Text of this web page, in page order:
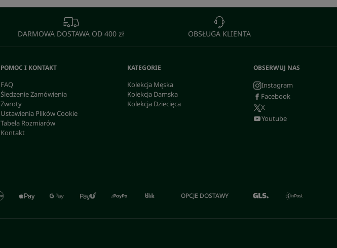
DARMOWA DOSTAWA OD 400 zł OBSŁUGA KLIENTA
POMOC I KONTAKT
FAQ
Śledzenie Zamówienia
Zwroty
Ustawienia Plików Cookie
Tabela Rozmiarów
Kontakt
KATEGORIE
Kolekcja Męska
Kolekcja Damska
Kolekcja Dziecięca
OBSERWUJ NAS
Instagram
Facebook
X
Youtube
OPCJE DOSTAWY